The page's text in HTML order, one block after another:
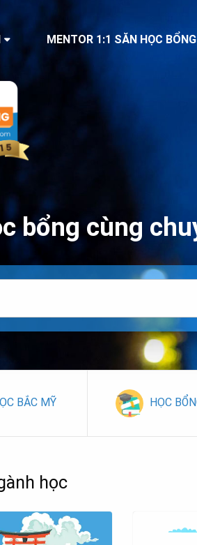
MENTOR 1:1 SĂN HỌC BỔNG
bổng cùng
BẮC MỸ HỌC
học